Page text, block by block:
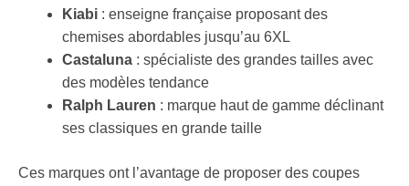
Kiabi : enseigne française proposant des
chemises abordables jusqu’au 6XL
Castaluna : spécialiste des grandes tailles avec
des modèles tendance
Ralph Lauren : marque haut de gamme déclinant
ses classiques en grande taille
Ces marques ont l’avantage de proposer des coupes